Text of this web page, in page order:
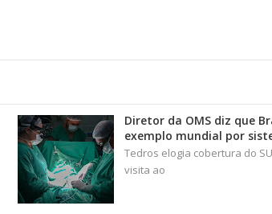
Diretor da OMS diz que
exemplo mundial por
Tedros elogia cobertura do
visita ao